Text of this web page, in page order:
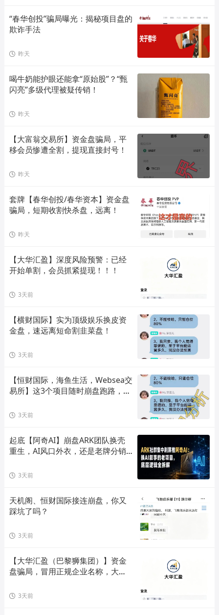
“春华创投”骗局曝光：揭秘项目盘的
欺诈手法
昨天
喝牛奶能护眼还能拿“原始股”？“甄
闪亮”多级代理被疑传销！
昨天
【大富翁交易所】资金盘骗局，平
移会员惨遭全割，提现直接封号！
昨天
套牌【春华创投/春华资本】资金盘
骗局，短期收割快杀盘，远离！
昨天
【大华汇盈】深度风险预警：已经
开始单割，会员抓紧提现！！！
3天前
【横财国际】实为顶级娱乐换皮资
金盘，速远离短命割韭菜盘！
3天前
【恒财国际，海鱼生活，Websea交
易所】这3个项目随时崩盘跑路，赶
3天前
起底【阿奇AI】崩盘ARK团队换壳
重生，AI风口外衣，还是老牌分销
3天前
天机阁、恒财国际接连崩盘，你又
踩坑了吗？
3天前
【大华汇盈（巴黎狮集团）】资金
盘骗局，冒用正规企业名称，大量
3天前